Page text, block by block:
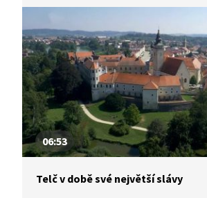
zřízen anglický park.
06:53
Telč v době své největší slávy